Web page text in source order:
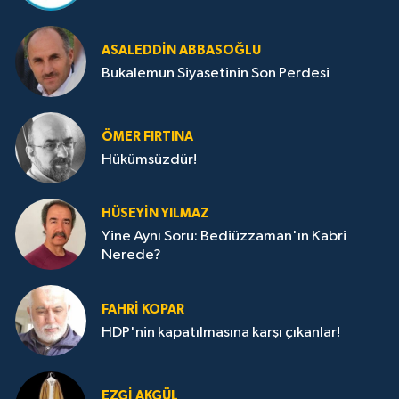
ASALEDDIN ABBASOĞLU
Bukalemun Siyasetinin Son Perdesi
ÖMER FIRTINA
Hükümsüzdür!
HÜSEYIN YILMAZ
Yine Aynı Soru: Bediüzzaman'ın Kabri
Nerede?
FAHRI KOPAR
HDP'nin kapatılmasına karşı çıkanlar!
EZGI AKGÜL